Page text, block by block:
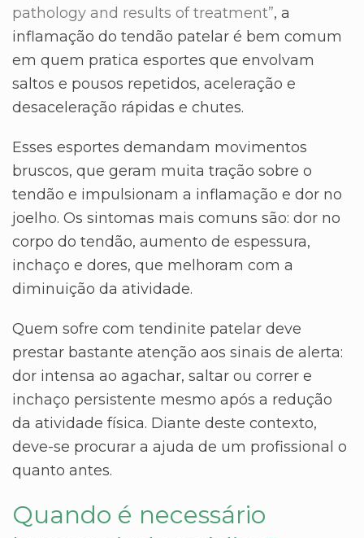
pathology and results of treatment”, a
inflamação do tendão patelar é bem comum
em quem pratica esportes que envolvam
saltos e pousos repetidos, aceleração e
desaceleração rápidas e chutes.
Esses esportes demandam movimentos
bruscos, que geram muita tração sobre o
tendão e impulsionam a inflamação e dor no
joelho. Os sintomas mais comuns são: dor no
corpo do tendão, aumento de espessura,
inchaço e dores, que melhoram com a
diminuição da atividade.
Quem sofre com tendinite patelar deve
prestar bastante atenção aos sinais de alerta:
dor intensa ao agachar, saltar ou correr e
inchaço persistente mesmo após a redução
da atividade física. Diante deste contexto,
deve-se procurar a ajuda de um profissional o
quanto antes.
Quando é necessário